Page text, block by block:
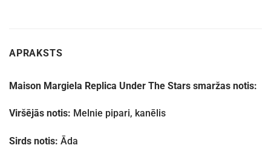
APRAKSTS
Maison Margiela Replica Under The Stars smaržas notis:
Viršējās notis: Melnie pipari, kanēlis
Sirds notis: Āda